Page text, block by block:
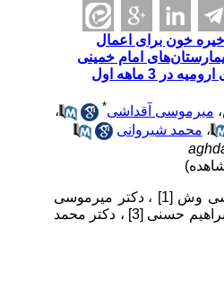
خون برای اعمال
امام خمینی
(ره) و شهید مطهری ارومیه در 3 ماهه اول
میرموسی آقداشی
،
،محمد شیروانی
وش [1]
، دکتر میرموسی
حسنی[3]
، دکتر محمد